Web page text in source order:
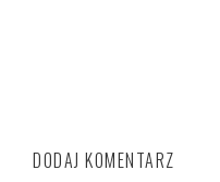
DODAJ KOMENTARZ